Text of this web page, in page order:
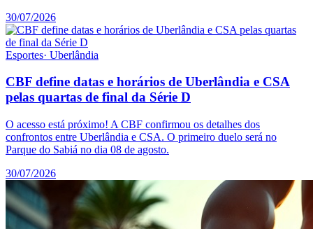
30/07/2026
Esportes· Uberlândia
CBF define datas e horários de Uberlândia e CSA
pelas quartas de final da Série D
O acesso está próximo! A CBF confirmou os detalhes dos
confrontos entre Uberlândia e CSA. O primeiro duelo será no
Parque do Sabiá no dia 08 de agosto.
30/07/2026